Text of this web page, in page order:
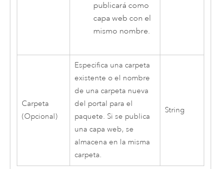
publicará como
capa web con el
mismo nombre.
Carpeta
(Opcional)
Especifica una carpeta
existente o el nombre
de una carpeta nueva
del portal para el
paquete. Si se publica
una capa web, se
almacena en la misma
carpeta.
String